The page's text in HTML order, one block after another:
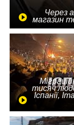
Через
магазин
тисяч
Іспанії,